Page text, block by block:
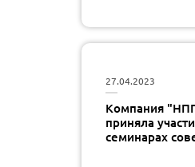
27.04.2023
Компания
приняла
семинарах